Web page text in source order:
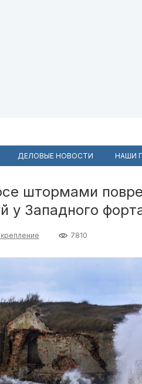
ДЕЛОВЫЕ НОВОСТИ НАШИ
штормами
у Западного
7810